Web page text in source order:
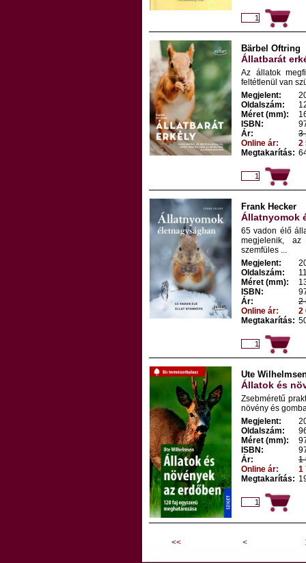
Bärbel Oftring
Állatbarát
Az állatok
feltétlenül van
Megjelent:
Oldalszám:
Méret (mm):
ISBN:
Ár:
3
Online ár:
2
Megtakarítás:
Frank Hecker
Állatnyomok
65 vadon élő
megjelenik,
szemfüles ...
Megjelent:
Oldalszám:
Méret (mm):
ISBN:
Ár:
2
Online ár:
2
Megtakarítás:
Ute
Állatok és
Zsebméretű
növény és
Megjelent:
Oldalszám:
Méret (mm):
ISBN:
Ár:
1
Online ár:
1
Megtakarítás:
<< <